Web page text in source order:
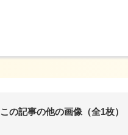
この記事の他の画像（全1枚）